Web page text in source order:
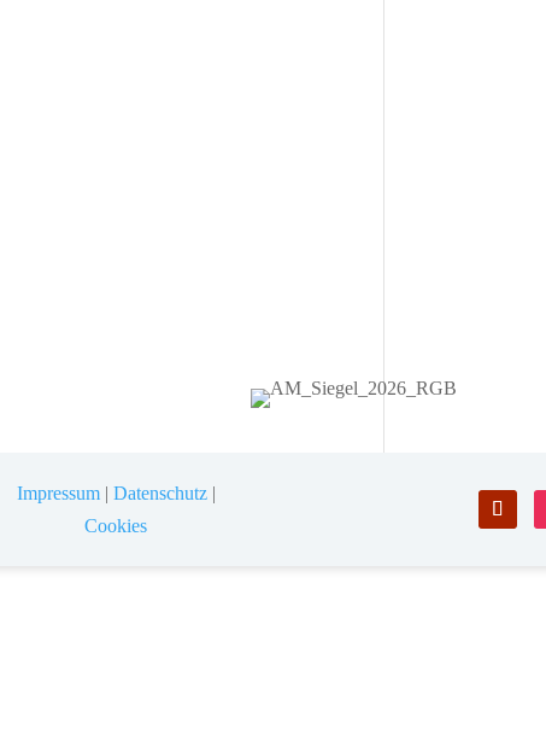
Impressum| Datenschutz|
Cookies